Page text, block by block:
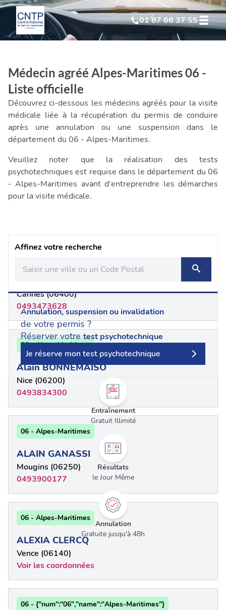
01 87 66 37 55
Test Psychotechnique
Test Psychotechniquesuite à invalidation
Test Psychotechniqueprofessionnel
Médecin agréé Alpes-Maritimes 06 -
Liste officielle
Découvrez ci-dessous les médecins agréés pour la visite
médicale liée à la récupération du permis de conduire
après une annulation ou une suspension dans le
département du 06 - Alpes-Maritimes.
Veuillez noter que la réalisation des tests
psychotechniques est requise dans le département du 06
- Alpes-Maritimes avant d'entreprendre les démarches
pour la visite médicale.
Affinez votre recherche
Annulation, suspension ou invalidation
de votre permis ?
Réserver votretest psychotechnique
Je réserve mon test psychotechnique
Entraînement
Gratuit Illimité
Résultats
le Jour Même
Annulation
Gratuite jusqu'à 48h
Cannes (06400)
0493473628
06 - Alpes-Maritimes
Alain BONNEMAISO
Nice (06200)
0493834300
06 - Alpes-Maritimes
ALAIN GANASSI
Mougins (06250)
0493900177
06 - Alpes-Maritimes
ALEXIA CLERCQ
Vence (06140)
Voir les coordonnées
06 - {"num":"06","name":"Alpes-Maritimes"}